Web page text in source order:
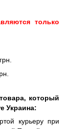
только
который
Украина:
курьеру при